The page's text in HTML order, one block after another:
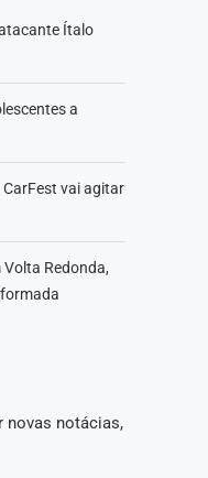
Ítalo
a
CarFest vai agitar
Redonda,
novas notácias,